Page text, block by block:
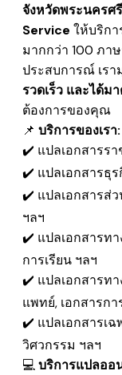
จังหวัดพระนครศ
Service ให้บริกา
มากกว่า 100 ภา
ประสบการณ์ เร
รวดเร็ว และได้ม
ต้องการของคุณ
📌 บริการของเรา:
✔️ แปลเอกสารร
✔️ แปลเอกสารธุ
✔️ แปลเอกสารส่ว
ฯลฯ
✔️ แปลเอกสารท
การเรียน ฯลฯ
✔️ แปลเอกสารท
แพทย์, เอกสารก
✔️ แปลเอกสารเฉ
วิศวกรรม ฯลฯ
💻บริการแปลออ